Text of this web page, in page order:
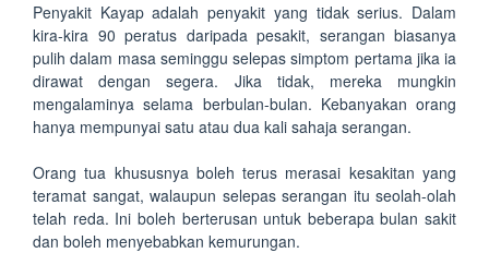
Penyakit Kayap adalah penyakit yang tidak serius. Dalam
kira-kira 90 peratus daripada pesakit, serangan biasanya
pulih dalam masa seminggu selepas simptom pertama jika ia
dirawat dengan segera. Jika tidak, mereka mungkin
mengalaminya selama berbulan-bulan. Kebanyakan orang
hanya mempunyai satu atau dua kali sahaja serangan.
Orang tua khususnya boleh terus merasai kesakitan yang
teramat sangat, walaupun selepas serangan itu seolah-olah
telah reda. Ini boleh berterusan untuk beberapa bulan sakit
dan boleh menyebabkan kemurungan.